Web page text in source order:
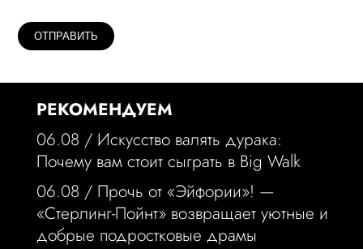
РЕКОМЕНДУЕМ
06.08 / Искусство валять дурака:
Почему вам стоит сыграть в Big Walk
06.08 / Прочь от «Эйфории»! —
«Стерлинг-Пойнт» возвращает уютные и
добрые подростковые драмы